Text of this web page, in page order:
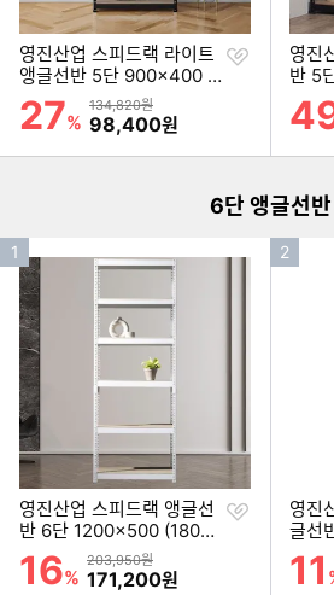
영진산업 스피드랙 라이트
앵글선반 5단 900x400 (1
80cm(높이))
할인률
27%
상품금액
134,820원
할인금액
98,400원
찜
영진
반 5
(높이
할인
6단 앵글선반
인
기
순
위
1
영진산업 스피드랙 앵글선
반 6단 1200x500 (180c
m(높이))
할인률
16%
상품금액
203,950원
할인금액
171,200원
찜
인
2
영진
글선
할인률
11